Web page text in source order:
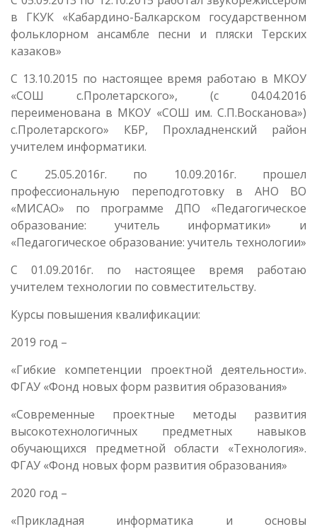
в ГКУК «Кабардино-Балкарском государственном
фольклорном ансамбле песни и пляски Терских
казаков»
С 13.10.2015 по настоящее время работаю в МКОУ
«СОШ с.Пролетарского», (с 04.04.2016
переименована в МКОУ «СОШ им. С.П.Восканова»)
с.Пролетарского» КБР, Прохладненский район
учителем информатики.
С 25.05.2016г. по 10.09.2016г. прошел
профессиональную переподготовку в АНО ВО
«МИСАО» по программе ДПО «Педагогическое
образование: учитель информатики» и
«Педагогическое образование: учитель технологии»
С 01.09.2016г. по настоящее время работаю
учителем технологии по совместительству.
Курсы повышения квалификации:
2019 год –
«Гибкие компетенции проектной деятельности».
ФГАУ «Фонд новых форм развития образования»
«Современные проектные методы развития
высокотехнологичных предметных навыков
обучающихся предметной области «Технология».
ФГАУ «Фонд новых форм развития образования»
2020 год –
«Прикладная информатика и основы